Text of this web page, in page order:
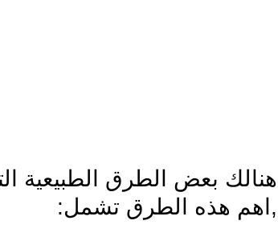
هنالك بعض الطرق الطبيعية
,اهم هذه الطرق تشمل: